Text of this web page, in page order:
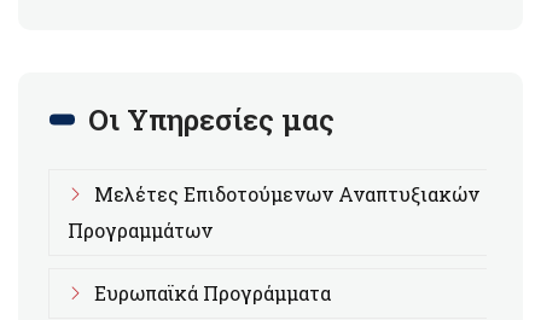
Οι Υπηρεσίες μας
Μελέτες Επιδοτούμενων Αναπτυξιακών
Προγραμμάτων
Ευρωπαϊκά Προγράμματα